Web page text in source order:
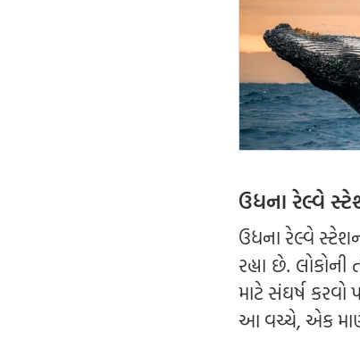
ઉધના રેલ્વે
ઉધના રેલ્વે
રહ્યા છે.
માટે સંઘર્ષ
આ વચ્ચે, એક